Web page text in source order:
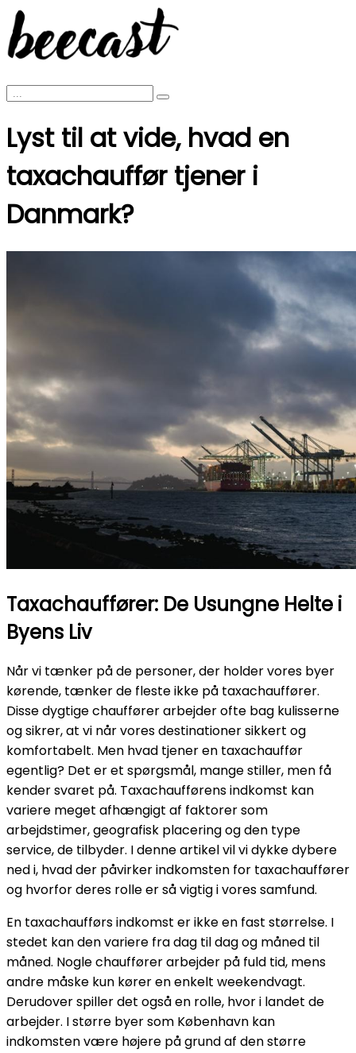
Lyst til at vide, hvad en
taxachauffør tjener i
Danmark?
Taxachauffører: De Usungne Helte i
Byens Liv
Når vi tænker på de personer, der holder vores byer
kørende, tænker de fleste ikke på taxachauffører.
Disse dygtige chauffører arbejder ofte bag kulisserne
og sikrer, at vi når vores destinationer sikkert og
komfortabelt. Men hvad tjener en taxachauffør
egentlig? Det er et spørgsmål, mange stiller, men få
kender svaret på. Taxachaufførens indkomst kan
variere meget afhængigt af faktorer som
arbejdstimer, geografisk placering og den type
service, de tilbyder. I denne artikel vil vi dykke dybere
ned i, hvad der påvirker indkomsten for taxachauffører
og hvorfor deres rolle er så vigtig i vores samfund.
En taxachaufførs indkomst er ikke en fast størrelse. I
stedet kan den variere fra dag til dag og måned til
måned. Nogle chauffører arbejder på fuld tid, mens
andre måske kun kører en enkelt weekendvagt.
Derudover spiller det også en rolle, hvor i landet de
arbejder. I større byer som København kan
indkomsten være højere på grund af den større